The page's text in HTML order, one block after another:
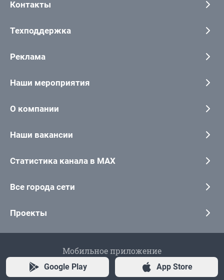
Контакты
Техподдержка
Реклама
Наши мероприятия
О компании
Наши вакансии
Статистика канала в MAX
Все города сети
Проекты
Мобильное приложение
Google Play App Store